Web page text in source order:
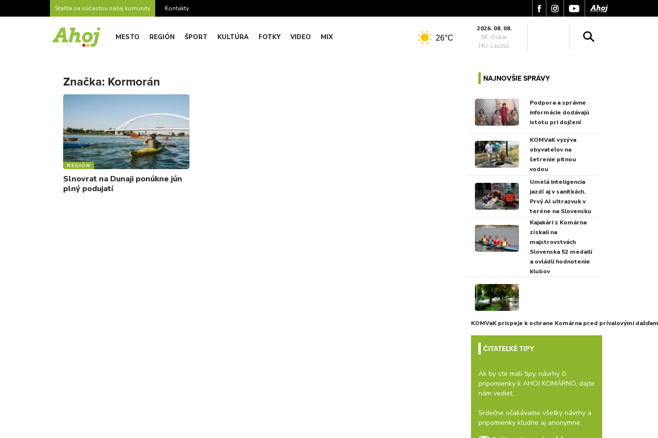
Staňte sa súčasťou našej komunity Kontakty
MESTO REGIÓN ŠPORT KULTÚRA FOTKY VIDEO MIX 26°C
2026. 08. 08.
SK: Oskár
HU: László
Značka: Kormorán
REGIÓN
Slnovrat na Dunaji ponúkne jún
plný podujatí
NAJNOVŠIE SPRÁVY
Podpora a správne
informácie dodávajú
istotu pri dojčení
KOMVaK vyzýva
obyvateľov na
šetrenie pitnou
vodou
Umelá inteligencia
jazdí aj v sanitkách.
Prvý AI ultrazvuk v
teréne na Slovensku
Kajakári z Komárna
získali na
majstrovstvách
Slovenska 52 medailí
a ovládli hodnotenie
klubov
KOMVaK prispeje k ochrane Komárna pred prívalovými
ČITATEĽKÉ TIPY
Ak by ste mali tipy, návrhy či
pripomienky k AHOJ KOMÁRNO, dajte
nám vedieť.
Srdečne očakávame všetky návrhy a
pripomienky kľudne aj anonymne.